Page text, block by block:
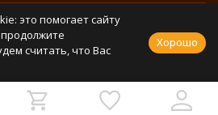
Webasyst —
это помогает сайту
считать, что Вас
Хорошо